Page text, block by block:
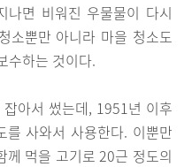
나면 비워진 우물물이 다시
소뿐만 아니라 마을 청소도
수하는 것이다.
아서 썼는데, 1951년 이후
사와서 사용한다. 이뿐만
께 먹을 고기로 20근 정도의